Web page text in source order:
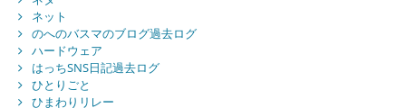
ネット
のへのバスマのブログ過去ログ
ハードウェア
はっちSNS日記過去ログ
ひとりごと
ひまわりリレー